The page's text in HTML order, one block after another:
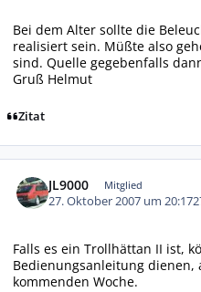
Bei dem Alter sollte die
realisiert sein. Müßte also
sind. Quelle gegebenfalls
Gruß Helmut
Zitat
JL9000 Mitglied
27. Oktober 2007 um 20:17
Falls es ein Trollhättan II ist,
Bedienungsanleitung
kommenden Woche.